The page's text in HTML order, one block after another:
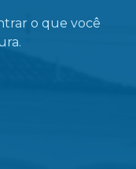
o que você